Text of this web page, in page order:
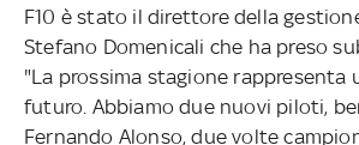
F10 è stato il direttore della
Stefano Domenicali che ha preso
"La prossima stagione rappresenta
futuro. Abbiamo due nuovi piloti,
Fernando Alonso, due volte